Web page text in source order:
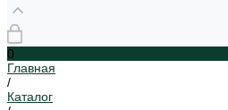
0
Главная
/
Каталог